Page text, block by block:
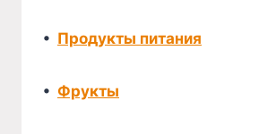
• Продукты питания
• Фрукты